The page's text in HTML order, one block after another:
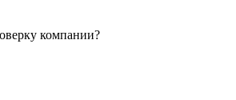
компании?